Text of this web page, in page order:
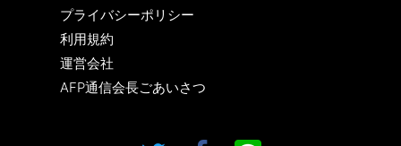
プライバシーポリシー
利用規約
運営会社
AFP通信会長ごあいさつ